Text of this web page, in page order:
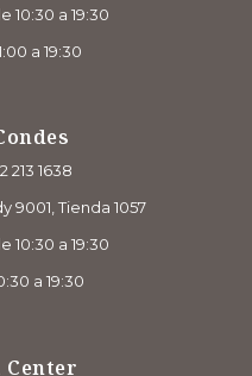
10:30 a 19:30
a 19:30
213 1638
9001, Tienda 1057
10:30 a 19:30
a 19:30
Center